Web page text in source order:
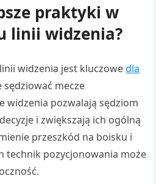
praktyki w
linii widzenia?
widzenia jest kluczowedla
sędziować mecze
widzenia pozwalają sędziom
i zwiększają ich ogólną
przeszkód na boisku i
technik pozycjonowania może